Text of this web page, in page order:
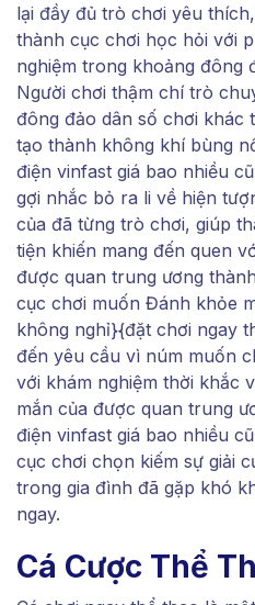
lại đầy đủ trò chơi yêu
thành cục chơi học hỏi với
nghiệm trong khoảng đông
Người chơi thậm chí trò
đông đảo dân số chơi khác
tạo thành không khí bùng
điện vinfast giá bao nhiều
gợi nhắc bỏ ra li về hiện
của đã từng trò chơi, giúp
tiện khiến mang đến quen
được quan trung ương
cục chơi muốn Đánh khỏe
không nghỉ}{đặt chơi ngay
đến yêu cầu vì núm muốn
với khám nghiệm thời khắc
mắn của được quan trung
điện vinfast giá bao nhiều
cục chơi chọn kiếm sự giải
trong gia đình đã gặp khó
ngay.
Cá Cược Thể